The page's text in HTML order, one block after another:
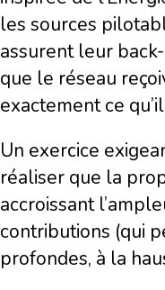
les sources
assurent leur
que le réseau
exactement ce
Un exercice
réaliser que la
accroissant
contributions (qui
profondes, à la